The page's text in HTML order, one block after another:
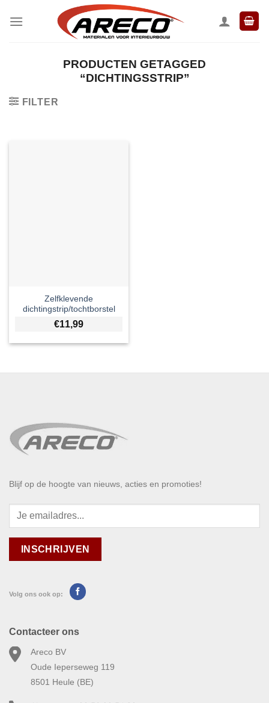
naar
PRODUCTEN GETAGGED
“DICHTINGSSTRIP”
FILTER
Zelfklevende
dichtingstrip/tochtborstel
€11,99
Blijf op de hoogte van nieuws, acties en promoties!
Volg ons ook op:
Contacteer ons
Areco BV
Oude Ieperseweg 119
8501 Heule (BE)